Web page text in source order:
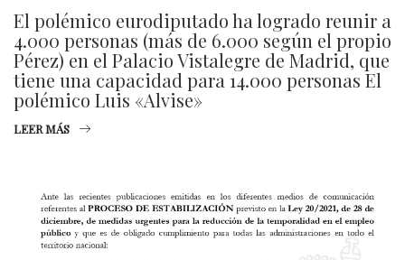
El polémico eurodiputado ha logrado reunir a
4.000 personas (más de 6.000 según el propio
Pérez) en el Palacio Vistalegre de Madrid, que
tiene una capacidad para 14.000 personas El
polémico Luis «Alvise»
LEER MÁS